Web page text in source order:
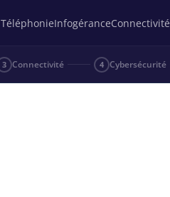
TéléphonieInfogéranceConnectivité
3 Connectivité 4 Cybersécurité